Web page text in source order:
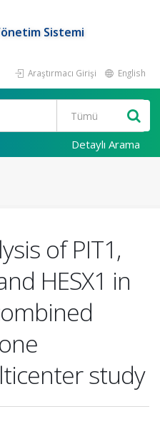
Sistemi
Araştırmacı Girişi English
Detaylı Arama
of PIT1,
HESX1 in
study